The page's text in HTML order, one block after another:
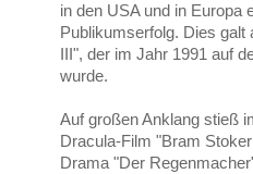
in den USA und in Europa
Publikumserfolg. Dies galt
III", der im Jahr 1991 auf
wurde.
Auf großen Anklang stieß
Dracula-Film "Bram
Drama "Der